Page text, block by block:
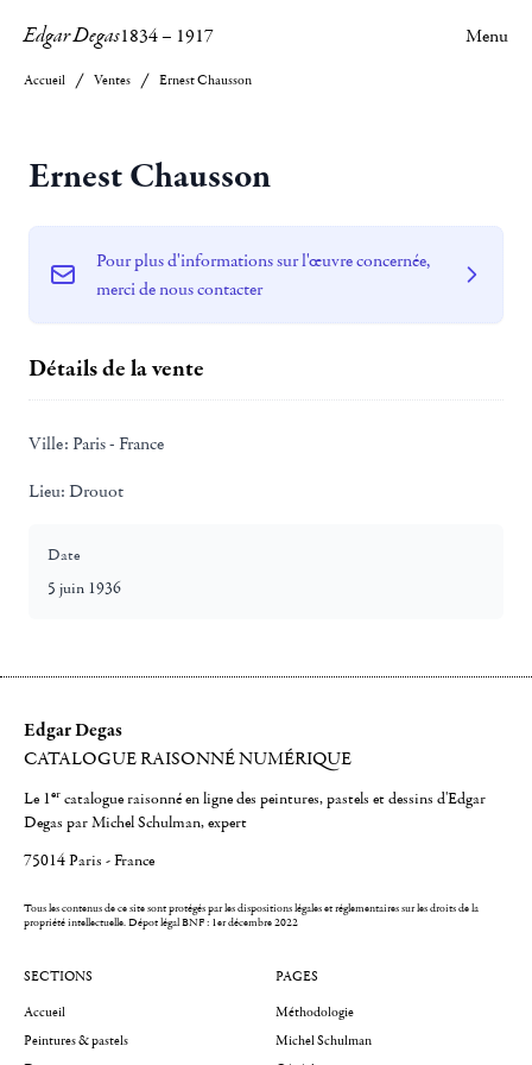
Edgar Degas1834– 1917 Menu
Accueil Ventes Ernest Chausson
Ernest Chausson
Pour plus d'informations sur l'œuvre concernée,
merci de nous contacter
Détails de la vente
Ville: Paris - France
Lieu: Drouot
Date
5 juin 1936
Edgar Degas
CATALOGUE RAISONNÉ NUMÉRIQUE
Le 1er catalogue raisonné en ligne des peintures, pastels et dessins d'Edgar
Degas par Michel Schulman, expert
75014 Paris - France
Tous les contenus de ce site sont protégés par les dispositions légales et réglementaires sur les droits de la
propriété intellectuelle.Dépot légal BNF : 1er décembre 2022
SECTIONS
Accueil
Peintures & pastels
PAGES
Méthodologie
Michel Schulman